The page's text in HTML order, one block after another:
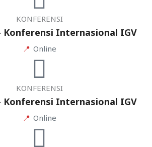
KONFERENSI
Konferensi Internasional IGV
📍 Online
KONFERENSI
Konferensi Internasional IGV
📍 Online